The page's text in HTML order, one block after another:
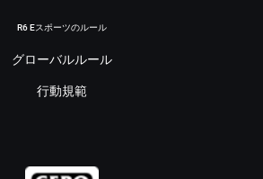
R6 Eスポーツのルール
グローバルルール
行動規範